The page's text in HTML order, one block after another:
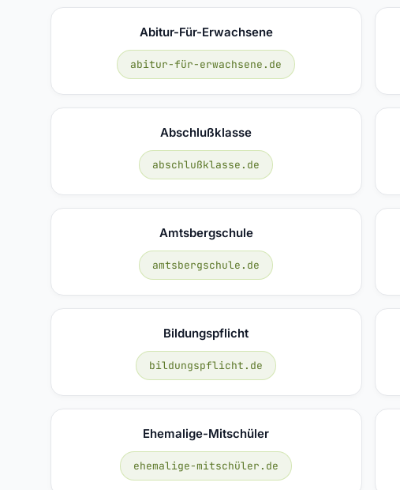
Abitur-Für-Erwachsene
abitur-für-erwachsene.de
Abschlußklasse
abschlußklasse.de
Amtsbergschule
amtsbergschule.de
Bildungspflicht
bildungspflicht.de
Ehemalige-Mitschüler
ehemalige-mitschüler.de